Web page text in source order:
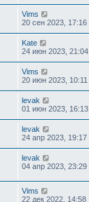
Vims
20 сен 2023, 17:16
Kate
24 июн 2023, 21:04
Vims
20 июн 2023, 10:11
levak
01 июн 2023, 16:13
levak
24 апр 2023, 19:17
levak
04 апр 2023, 23:29
Vims
22 дек 2022, 14:58